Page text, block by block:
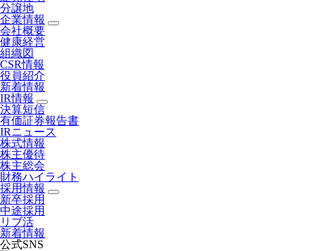
分譲地
企業情報
会社概要
健康経営
組織図
CSR情報
役員紹介
新着情報
IR情報
決算短信
有価証券報告書
IRニュース
株式情報
株主優待
株主総会
財務ハイライト
採用情報
新卒採用
中途採用
リブ活
新着情報
公式SNS